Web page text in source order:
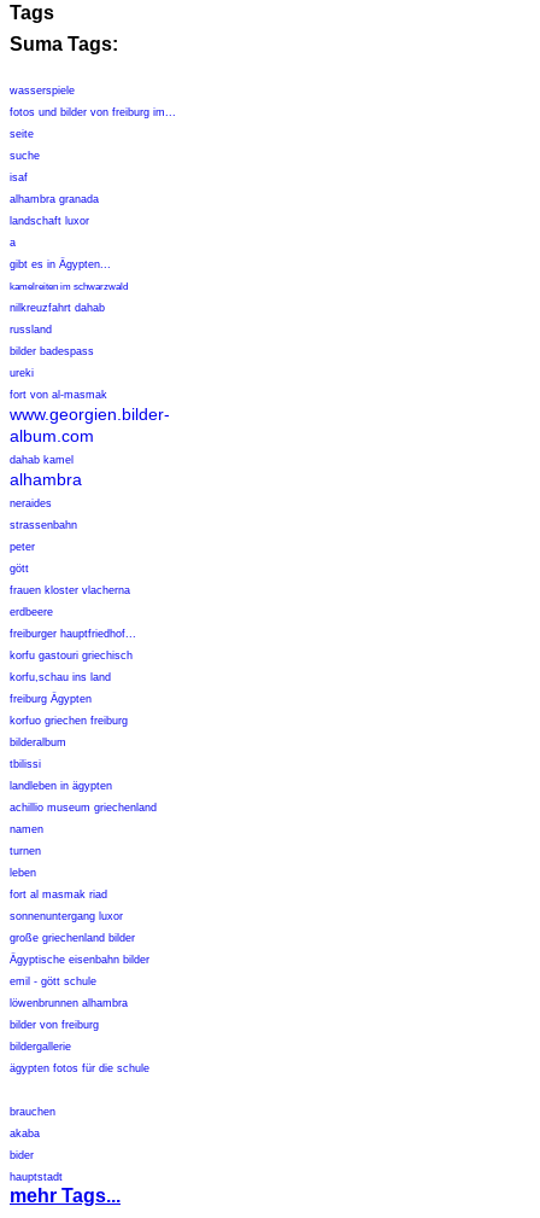
Tags
Suma Tags:
wasserspiele
fotos und bilder von freiburg im...
seite
suche
isaf
alhambra granada
landschaft luxor
a
gibt es in Ägypten...
kamelreiten im schwarzwald
nilkreuzfahrt dahab
russland
bilder badespass
ureki
fort von al-masmak
www.georgien.bilder-
album.com
dahab kamel
alhambra
neraides
strassenbahn
peter
gött
frauen kloster vlacherna
erdbeere
freiburger hauptfriedhof...
korfu gastouri griechisch
korfu,schau ins land
freiburg Ägypten
korfuo griechen freiburg
bilderalbum
tbilissi
landleben in ägypten
achillio museum griechenland
namen
turnen
leben
fort al masmak riad
sonnenuntergang luxor
große griechenland bilder
Ägyptische eisenbahn bilder
emil - gött schule
löwenbrunnen alhambra
bilder von freiburg
bildergallerie
ägypten fotos für die schule
brauchen
akaba
bider
hauptstadt
mehr Tags...